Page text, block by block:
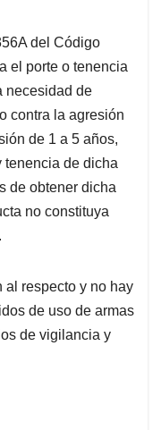
del Código
el porte o tenencia
necesidad de
contra la agresión
de 1 a 5 años,
tenencia de dicha
de obtener dicha
no constituya
al respecto y no hay
de uso de armas
de vigilancia y